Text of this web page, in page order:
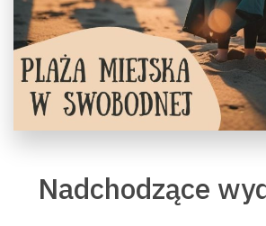
Nadchodzące